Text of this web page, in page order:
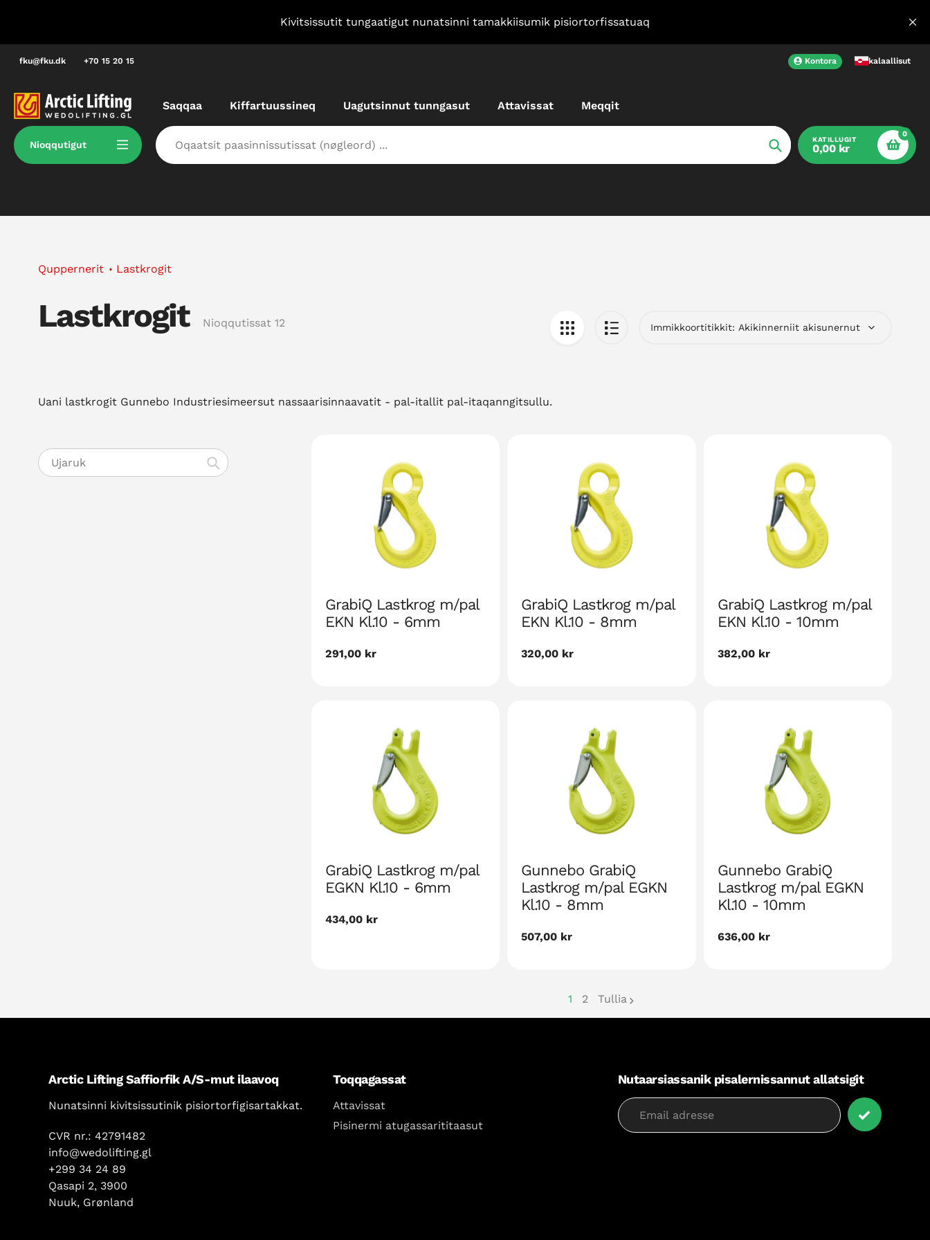
Kivitsissutit tungaatigut nunatsinni tamakkiisumik pisiortorfissatuaq
fku@fku.dk +70 15 20 15 Kontora kalaallisut
Saqqaa Kiffartuussineq Uagutsinnut tunngasut Attavissat Meqqit
Nioqqutigut
Ujaruk
KATILLUGIT
0,00 kr
0
Quppernerit Lastkrogit
Nioqqutissat
ataatsimoortut:
Lastkrogit Nioqqutissat 12 Immikkoortitikkit:
Uani lastkrogit Gunnebo Industriesimeersut nassaarisinnaavatit - pal-itallit pal-itaqanngitsullu.
Ujaruk
GrabiQ Lastkrog m/pal
EKN Kl.10 - 6mm
Nalinginnaasumik
291,00 kr
GrabiQ Lastkrog m/pal
EKN Kl.10 - 8mm
Nalinginnaasumik
320,00 kr
GrabiQ Lastkrog m/pal
EKN Kl.10 - 10mm
Nalinginnaasumik
382,00 kr
GrabiQ Lastkrog m/pal
EGKN Kl.10 - 6mm
Nalinginnaasumik
434,00 kr
Gunnebo GrabiQ
Lastkrog m/pal EGKN
Kl.10 - 8mm
Nalinginnaasumik
507,00 kr
Gunnebo GrabiQ
Lastkrog m/pal EGKN
Kl.10 - 10mm
Nalinginnaasumik
636,00 kr
1
page
2 Tullia
Arctic Lifting Saffiorfik A/S-mut ilaavoq
Nunatsinni kivitsissutinik pisiortorfigisartakkat.
CVR nr.: 42791482
info@wedolifting.gl
+299 34 24 89
Qasapi 2, 3900
Nuuk, Grønland
Toqqagassat
Attavissat
Pisinermi atugassarititaasut
Nutaarsiassanik pisalernissannut allatsigit